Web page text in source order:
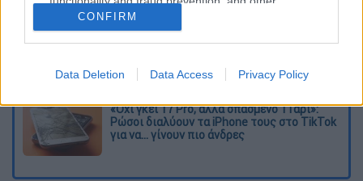
user protection.
CONFIRM
Data Deletion Data Access Privacy Policy
στην Κυψέλη
Ντύθηκε «Χάρος», ανέβηκε στην οροφή
ασθενείς
«Όχι γκέι 17 Pro, αλλά σπασμένο 11άρι»:
Ρώσοι διαλύουν τα iPhone τους στο TikTok
για να... γίνουν πιο άνδρες